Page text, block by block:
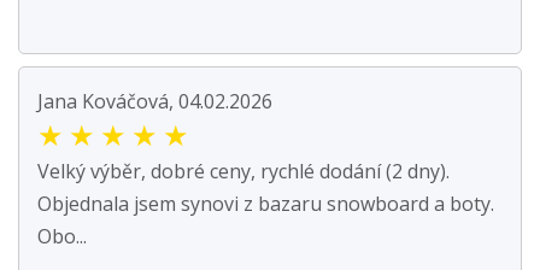
Jana Kováčová, 04.02.2026
★ ★ ★ ★ ★
Velký výběr, dobré ceny, rychlé dodání (2 dny).
Objednala jsem synovi z bazaru snowboard a boty.
Obo...